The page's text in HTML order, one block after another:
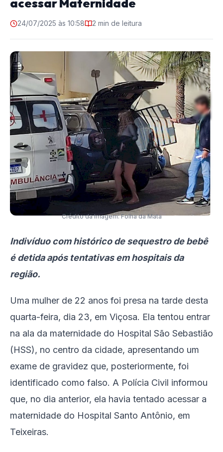
acessar Maternidade
24/07/2025 às 10:58 2 min de leitura
Crédito da Imagem: Folha da Mata
Indivíduo com histórico de sequestro de bebê
é detida após tentativas em hospitais da
região.
Uma mulher de 22 anos foi presa na tarde desta
quarta-feira, dia 23, em Viçosa. Ela tentou entrar
na ala da maternidade do Hospital São Sebastião
(HSS), no centro da cidade, apresentando um
exame de gravidez que, posteriormente, foi
identificado como falso. A Polícia Civil informou
que, no dia anterior, ela havia tentado acessar a
maternidade do Hospital Santo Antônio, em
Teixeiras.